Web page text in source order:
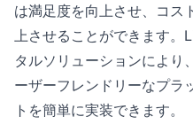
は満足度を向上させ、コス
上させることができます
タルソリューションにより
ーザーフレンドリーなプラ
トを簡単に実装できます。